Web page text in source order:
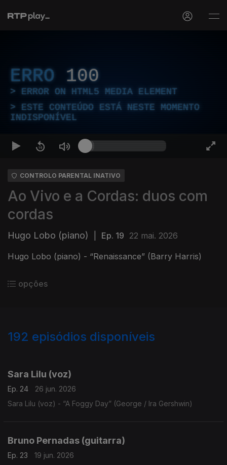
ERRO 100
ERROR ON HTML5 MEDIA ELEMENT
ESTE CONTEÚDO ESTÁ NESTE MOMENTO
INDISPONÍVEL
CONTROLO PARENTAL INATIVO
Ao Vivo e a Cordas: duos com
cordas
Hugo Lobo (piano) Ep. 19 22 mai. 2026
Hugo Lobo (piano) - “Renaissance” (Barry Harris)
opções
192 episódios disponíveis
Sara Lilu (voz)
Ep. 24
26 jun. 2026
Sara Lilu (voz) - “A Foggy Day” (George / Ira Gershwin)
Bruno Pernadas (guitarra)
Ep. 23
19 jun. 2026